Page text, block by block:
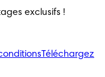
exclusifs !
Téléchargez